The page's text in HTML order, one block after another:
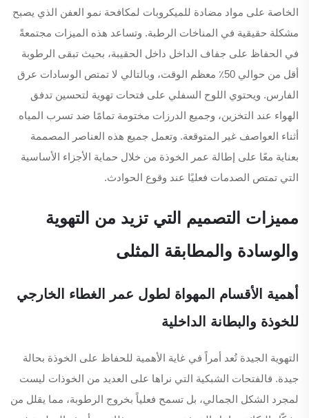
الخاصة على مواد مضادة للميكروبات لمكافحة نمو العفن الذي يصبح
مشكلة حقيقية في المناخات الرطبة. وتساعد هذه الميزات مجتمعةً
في الحفاظ على جفاف الداخل داخل الحقيبة، بحيث تبقى الرطوبة
أقل من حوالي 50٪ معظم الوقت، وبالتالي لا تمتص الوسادات عرق
الفارس. ويحتوي اللوح السفلي على فتحات تهوية لتحسين تدفق
الهواء عند التخزين، وجميع الدرزات مختومة تمامًا ضد تسرب المياه
أثناء العواصف غير المتوقعة. وتعمل جميع هذه العناصر المصممة
بعناية معًا على إطالة عمر الخوذة من خلال حماية الأجزاء الأساسية
التي تمتص الصدمات فعليًا عند وقوع الحوادث.
مميزات التصميم التي تزيد من التهوية
والوسادة والمطابقة المثلى
أهمية الأقسام المهواة لطول عمر الغطاء الخارجي
للخوذة والبطانة الداخلية
التهوية الجيدة تُعد أمراً في غاية الأهمية للحفاظ على الخوذة بحالة
جيدة. فالفتحات الشبكية التي نراها على العديد من الخوذات ليست
لمجرد الشكل الجمالي، بل تسمح فعلياً بخروج الرطوبة، مما يقلل من